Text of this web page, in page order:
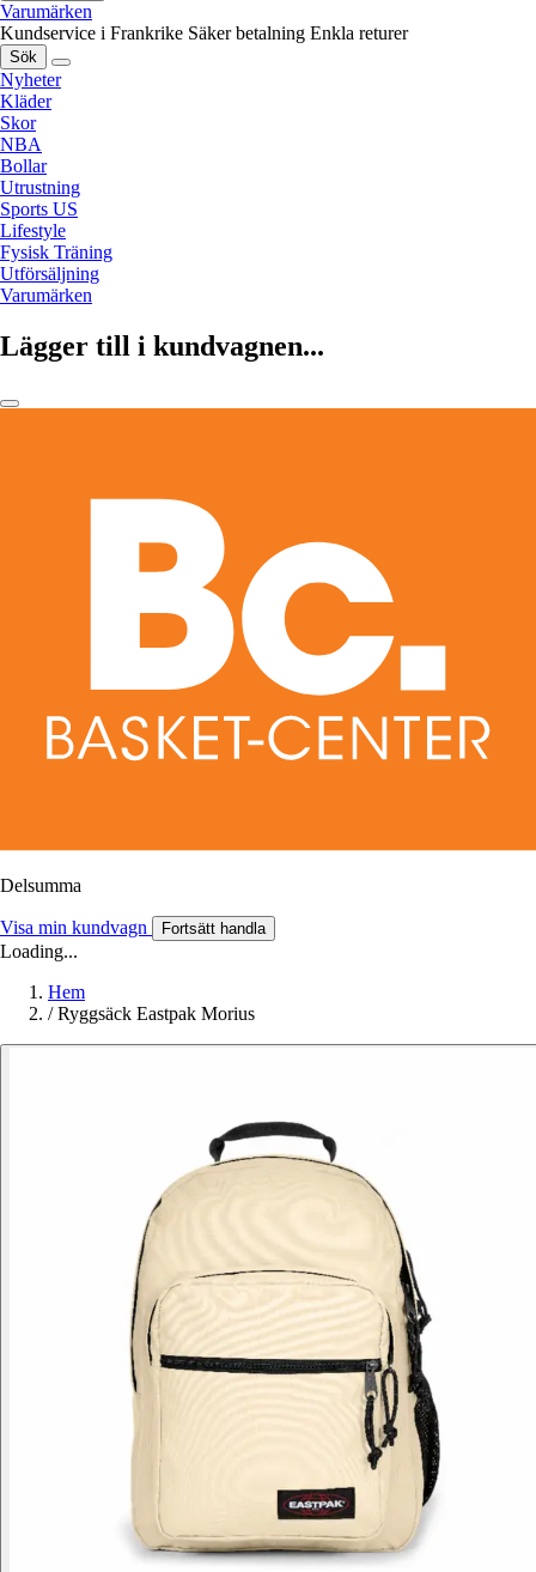
Varumärken
Kundservice i Frankrike Säker betalning Enkla returer
Sök
Nyheter
Kläder
Skor
NBA
Bollar
Utrustning
Sports US
Lifestyle
Fysisk Träning
Utförsäljning
Varumärken
Lägger till i kundvagnen...
Delsumma
Visa min kundvagn Fortsätt handla
Loading...
Hem
/ Ryggsäck Eastpak Morius